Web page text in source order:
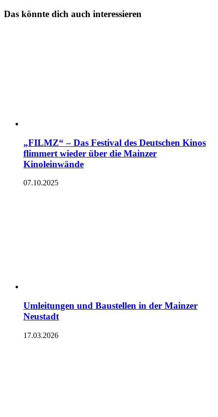
Das könnte dich auch interessieren
„FILMZ“ – Das Festival des Deutschen Kinos
flimmert wieder über die Mainzer
Kinoleinwände
07.10.2025
Umleitungen und Baustellen in der Mainzer
Neustadt
17.03.2026